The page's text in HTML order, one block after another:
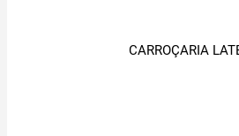
CARROÇARIA